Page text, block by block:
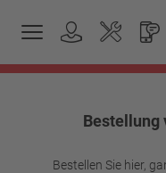
Bestellung
Bestellen Sie hier,